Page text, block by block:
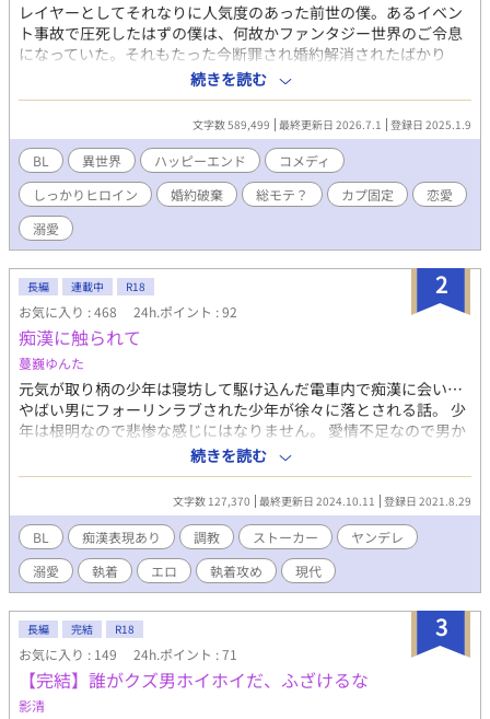
レイヤーとしてそれなりに人気度のあった前世の僕。あるイベン
ト事故で圧死したはずの僕は、何故かファンタジー世界のご令息
になっていた。それもたった今断罪され婚約解消されたばかり
の！ 僕に課された罰はどこかの国からやってきたある亡命貴公子
と結婚すること。 けど話を聞いたらワケアリで… 気の毒に…と思
えばこりゃ大変。生活能力皆無のこの男…どうすりゃいいの？ な
ら僕がガンバルしかないでしょ！といっても僕に出来るのなんて
コスプレだけだけど？ 結婚から始まった訳アリの二人がゆっくり
愛情を育むお話です。
続きを読む
文字数 589,499 最終更新日 2026.7.1 登録日 2025.1.9
BL 異世界 ハッピーエンド
コメディ
しっかりヒロイン
婚約破棄 総モテ？ カプ固定
恋愛
溺愛
2
長編 連載中 R18
お気に入り : 468 24h.ポイント : 92
痴漢に触られて
蔓巍ゆんた
元気が取り柄の少年は寝坊して駆け込んだ電車内で痴漢に会い…
やばい男にフォーリンラブされた少年が徐々に落とされる話。 少
年は根明なので悲惨な感じにはなりません。 愛情不足なので男か
らの歪んだ執着に夢中になっていきます。 ちょっとずつ開発され
てエッチ大好きな子になる予定です。 本編で合体するのはだいぶ
先です。ご了承ください。 痴漢男×少年 カプ固定 モブ無し 少
年の名前: 柚木 宇多 ✳︎実際の行為を肯定するわけではありませ
ん。痴漢、ダメ！絶対！ ✳︎フィクションとしてお楽しみ下さい。
✳︎不定期更新です。 ✳︎ストーカー行為の方が多くなるかも ✳︎複数
人での行為はありません ✳︎ ✳︎✳︎［痴漢に触られてーif もしもあの
時こうしてたらー］もあります。作者欄から行けます。✳︎✳︎✳︎
続きを読む
文字数 127,370 最終更新日 2024.10.11 登録日 2021.8.29
BL 痴漢表現あり 調教 ストーカー
ヤンデレ
溺愛
執着 エロ 執着攻め 現代
3
長編 完結 R18
お気に入り : 149 24h.ポイント : 71
【完結】誰がクズ男ホイホイだ、ふざけるな
影清